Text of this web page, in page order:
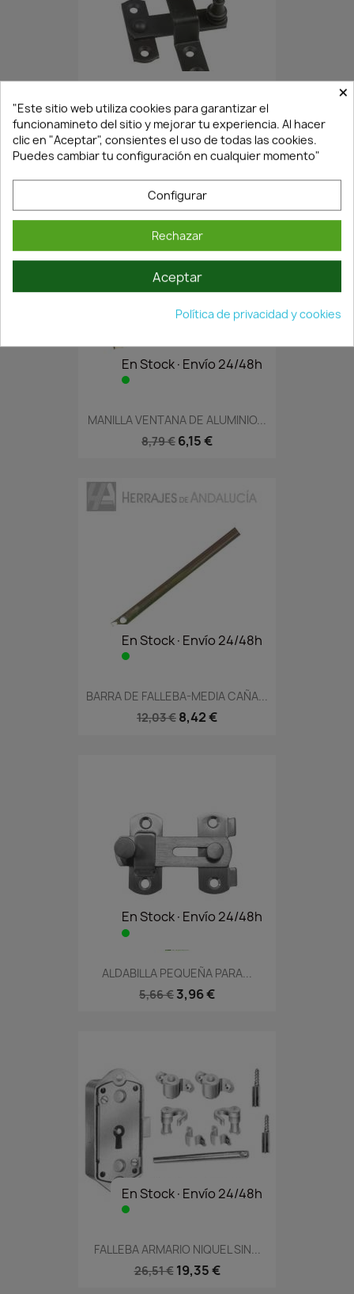
En Stock·Envío 24/48h
ALDABILLA CONTRAVENTANA...
3,20 €2,24 €
En Stock·Envío 24/48h
MANILLA VENTANA DE ALUMINIO...
8,79 € 6,15 €
En Stock·Envío 24/48h
BARRA DE FALLEBA-MEDIA CAÑA...
12,03 € 8,42 €
En Stock·Envío 24/48h
ALDABILLA PEQUEÑA PARA...
5,66 € 3,96 €
En Stock·Envío 24/48h
FALLEBA ARMARIO NIQUEL SIN...
26,51 € 19,35 €
×
"Este sitio web utiliza cookies para garantizar el
funcionamineto del sitio y mejorar tu experiencia. Al hacer
clic en "Aceptar", consientes el uso de todas las cookies.
Puedes cambiar tu configuración en cualquier momento"
Configurar
Rechazar
Aceptar
Política de privacidad y cookies